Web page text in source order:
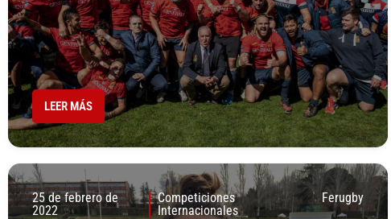
LEER MÁS
25 de febrero de
2022
Competiciones
Internacionales
Ferugby